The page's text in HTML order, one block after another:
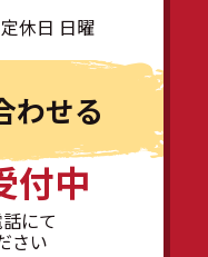
休日 日曜
わせる
付中
にて
さい